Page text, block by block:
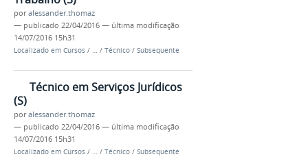
poralessander.thomaz
— publicado 22/04/2016 — última modificação
14/07/2016 15h31
Localizado em Cursos / … / Técnico / Subsequente
Técnico em Serviços Jurídicos
(S)
poralessander.thomaz
— publicado 22/04/2016 — última modificação
14/07/2016 15h31
Localizado em Cursos / / Técnico / Subsequente